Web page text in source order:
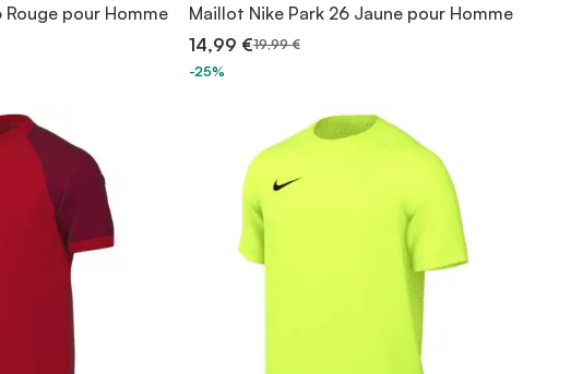
pour Homme
Maillot Nike Park 26 Jaune pour Homme
14,99 €19,99 €
-25%